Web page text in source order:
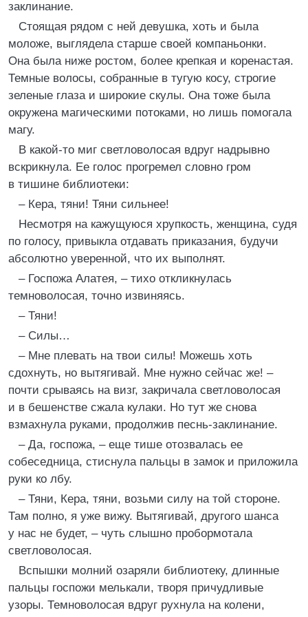
заклинание.
Стоящая рядом с ней девушка, хоть и была
моложе, выглядела старше своей компаньонки.
Она была ниже ростом, более крепкая и коренастая.
Темные волосы, собранные в тугую косу, строгие
зеленые глаза и широкие скулы. Она тоже была
окружена магическими потоками, но лишь помогала
магу.
В какой-то миг светловолосая вдруг надрывно
вскрикнула. Ее голос прогремел словно гром
в тишине библиотеки:
– Кера, тяни! Тяни сильнее!
Несмотря на кажущуюся хрупкость, женщина, судя
по голосу, привыкла отдавать приказания, будучи
абсолютно уверенной, что их выполнят.
– Госпожа Алатея, – тихо откликнулась
темноволосая, точно извиняясь.
– Тяни!
– Силы…
– Мне плевать на твои силы! Можешь хоть
сдохнуть, но вытягивай. Мне нужно сейчас же! –
почти срываясь на визг, закричала светловолосая
и в бешенстве сжала кулаки. Но тут же снова
взмахнула руками, продолжив песнь-заклинание.
– Да, госпожа, – еще тише отозвалась ее
собеседница, стиснула пальцы в замок и приложила
руки ко лбу.
– Тяни, Кера, тяни, возьми силу на той стороне.
Там полно, я уже вижу. Вытягивай, другого шанса
у нас не будет, – чуть слышно пробормотала
светловолосая.
Вспышки молний озаряли библиотеку, длинные
пальцы госпожи мелькали, творя причудливые
узоры. Темноволосая вдруг рухнула на колени,